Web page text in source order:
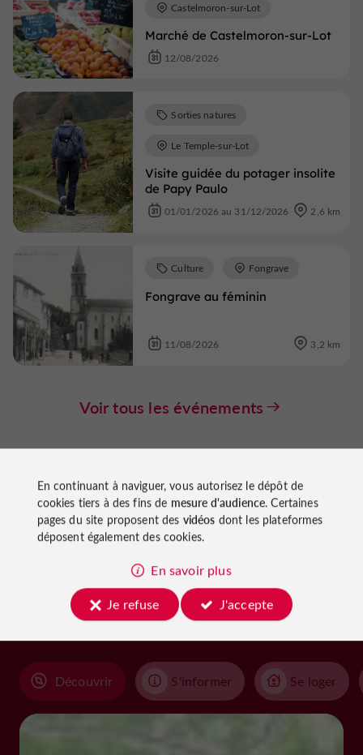
Marché de Castelmoron-sur-Lot
Castelmoron-sur-Lot
12/08/2026
Visite guidée du potager insolite
de Papy Paulo
Sorties natures
Le Temple-sur-Lot
01/01/2026 au 31/12/2026 2,6 km
Fongrave au féminin
Culture Fongrave
11/08/2026 3,2 km
Voir tous les événements
À découvrir
aux
alentours
Découvrir S'informer Se loger
En continuant à naviguer, vous autorisez le dépôt de
cookies tiers à des fins de mesure d'audience. Certaines
pages du site proposent des vidéos dont les plateformes
déposent également des cookies.
En savoir plus
Je refuse
J'accepte